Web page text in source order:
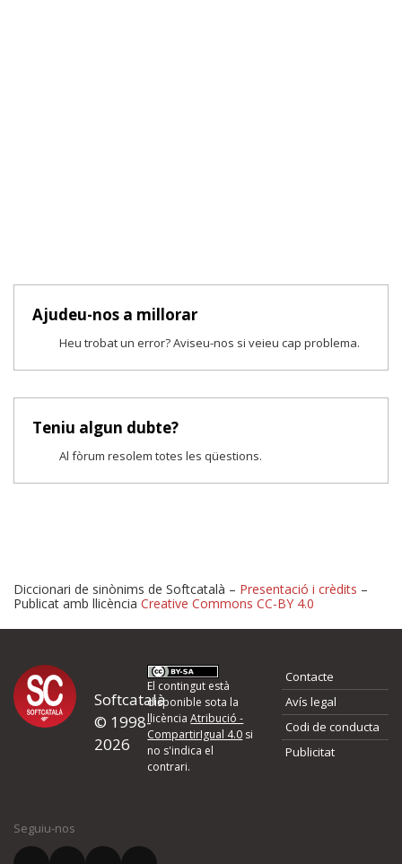
Ajudeu-nos a millorar
Heu trobat un error? Aviseu-nos si veieu cap problema.
Teniu algun dubte?
Al fòrum resolem totes les qüestions.
Proposeu-nos millores o
d'errors
Si heu trobat un error o voleu proposar alguna millora, ompliu els
quina és la millora que proposeu o l'error del qual voleu informar-
Diccionari de sinònims de Softcatalà – Presentació i crèdits –
Publicat amb llicència Creative Commons CC-BY 4.0
Softcatalà
© 1998-
2026
El contingut està
disponible sota la
llicènciaAtribució -
CompartirIgual 4.0 si
no s'indica el
contrari.
Contacte
Avís legal
Codi de conducta
Publicitat
Seguiu-nos